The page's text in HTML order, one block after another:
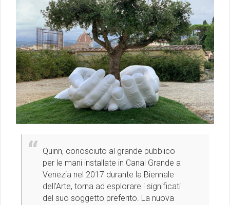
Quinn, conosciuto al grande pubblico
per le mani installate in Canal Grande a
Venezia nel 2017 durante la Biennale
dell'Arte, torna ad esplorare i significati
del suo soggetto preferito. La nuova